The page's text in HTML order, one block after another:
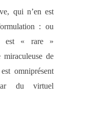
qui n’en est
: ou
est « rare »
miraculeuse de
omniprésent
du virtuel